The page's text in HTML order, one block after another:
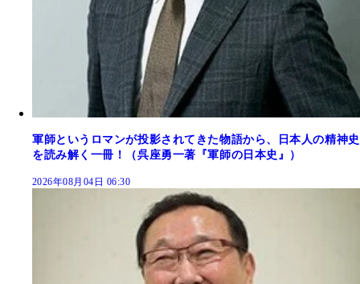
軍師というロマンが投影されてきた物語から、日本人の精神史
を読み解く一冊！（呉座勇一著『軍師の日本史』）
2026年08月04日 06:30